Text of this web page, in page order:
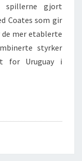
spillerne gjort
Coates som gir
mer etablerte
styrker
for Uruguay i